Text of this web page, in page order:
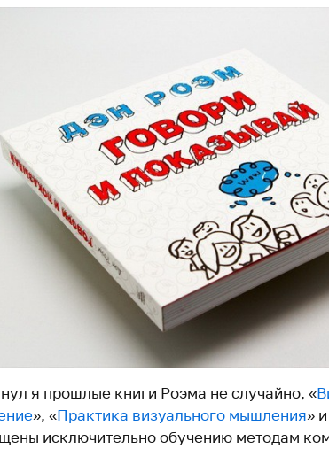
я прошлые книги Роэма не случайно, «
», «Практика визуального мышления»
исключительно обучению методам